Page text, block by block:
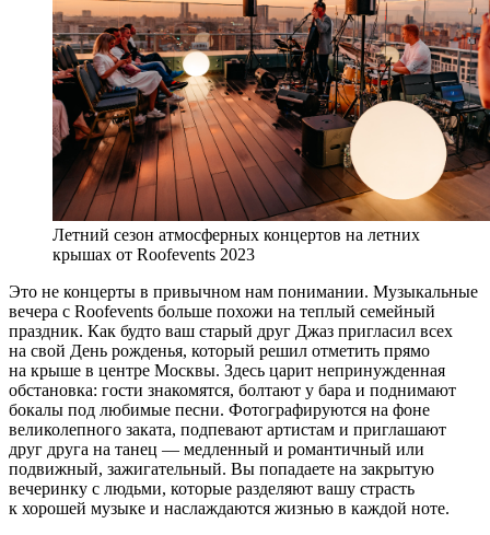
Летний сезон атмосферных концертов на летних
крышах от Roofevents 2023
Это не концерты в привычном нам понимании. Музыкальные
вечера с Roofevents больше похожи на теплый семейный
праздник. Как будто ваш старый друг Джаз пригласил всех
на свой День рожденья, который решил отметить прямо
на крыше в центре Москвы. Здесь царит непринужденная
обстановка: гости знакомятся, болтают у бара и поднимают
бокалы под любимые песни. Фотографируются на фоне
великолепного заката, подпевают артистам и приглашают
друг друга на танец — медленный и романтичный или
подвижный, зажигательный. Вы попадаете на закрытую
вечеринку с людьми, которые разделяют вашу страсть
к хорошей музыке и наслаждаются жизнью в каждой ноте.